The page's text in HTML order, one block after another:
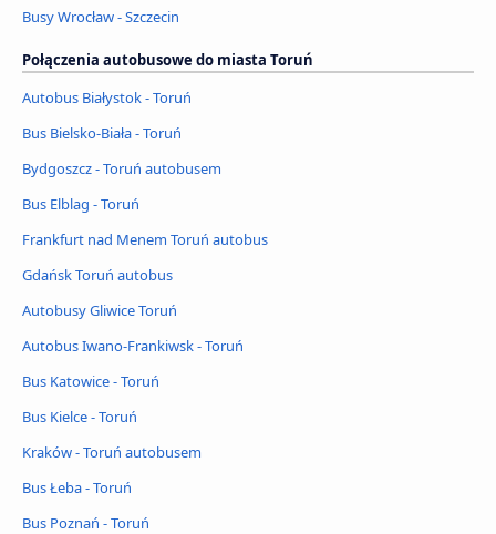
Busy Wrocław - Szczecin
Połączenia autobusowe do miasta Toruń
Autobus Białystok - Toruń
Bus Bielsko-Biała - Toruń
Bydgoszcz - Toruń autobusem
Bus Elblag - Toruń
Frankfurt nad Menem Toruń autobus
Gdańsk Toruń autobus
Autobusy Gliwice Toruń
Autobus Iwano-Frankiwsk - Toruń
Bus Katowice - Toruń
Bus Kielce - Toruń
Kraków - Toruń autobusem
Bus Łeba - Toruń
Bus Poznań - Toruń